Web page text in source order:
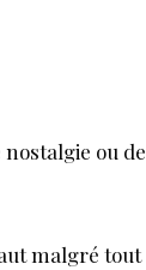
ou
malgré tout